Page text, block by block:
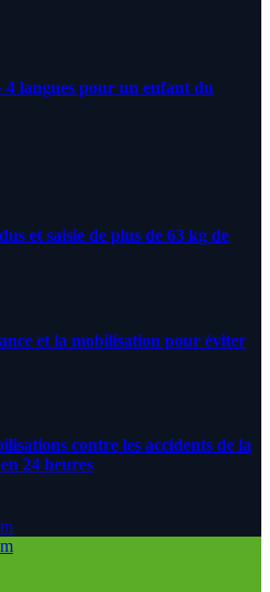
4 langues pour un enfant du
et saisie de plus de 63 kg de
et la mobilisation pour éviter
contre les accidents de la
24 heures